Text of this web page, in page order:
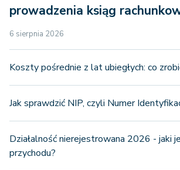
prowadzenia ksiąg
6 sierpnia 2026
Koszty pośrednie z lat ubiegłych: co
Jak sprawdzić NIP, czyli Numer
Działalność nierejestrowana 2026 - jaki
przychodu?